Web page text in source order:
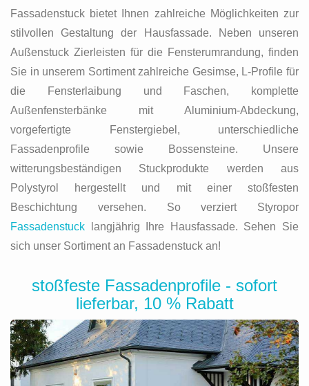
Fassadenstuck bietet Ihnen zahlreiche Möglichkeiten zur
stilvollen Gestaltung der Hausfassade. Neben unseren
Außenstuck Zierleisten für die Fensterumrandung, finden
Sie in unserem Sortiment zahlreiche Gesimse, L-Profile für
die Fensterlaibung und Faschen, komplette
Außenfensterbänke mit Aluminium-Abdeckung,
vorgefertigte Fenstergiebel, unterschiedliche
Fassadenprofile sowie Bossensteine. Unsere
witterungsbeständigen Stuckprodukte werden aus
Polystyrol hergestellt und mit einer stoßfesten
Beschichtung versehen. So verziert Styropor
Fassadenstuck langjährig Ihre Hausfassade. Sehen Sie
sich unser Sortiment an Fassadenstuck an!
stoßfeste Fassadenprofile - sofort
lieferbar, 10 % Rabatt